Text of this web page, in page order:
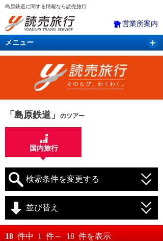
島原鉄道に関する情報なら読売旅行
営業所案内
メニュー
国内旅行 バスツアー 海外旅行
「島原鉄道」 のツアー
国内旅行
検索条件を変更する
並び替え
おすすめ順
18 件中 1 件～ 18 件を表示